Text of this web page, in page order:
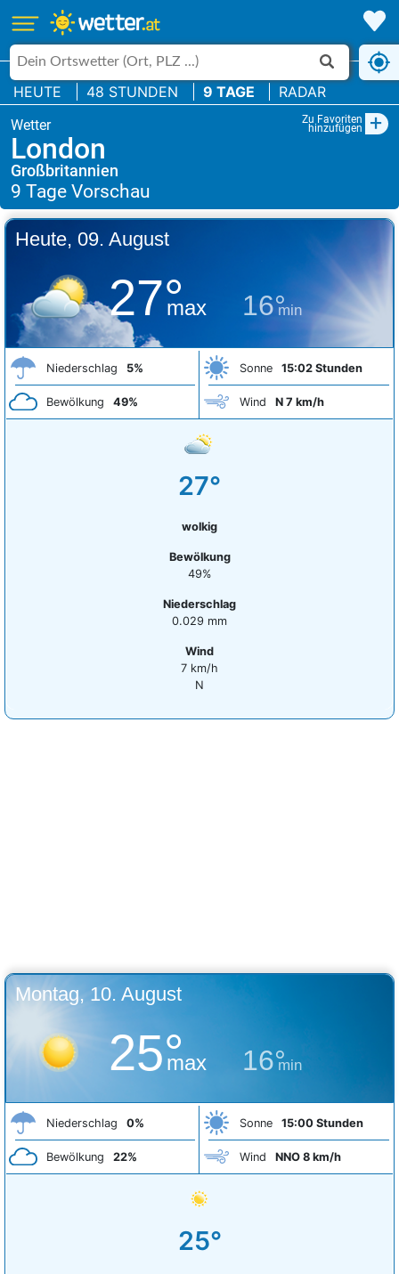
HEUTE 48 STUNDEN 9 TAGE RADAR
Zu Favoriten
hinzufügen +
London
Großbritannien
Heute, 09. August
27°
max 16°
min
Niederschlag 5%
Bewölkung 49%
Sonne 15:02 Stunden
Wind N 7 km/h
27°
wolkig
Bewölkung
49%
Niederschlag
0.029 mm
Wind
7 km/h
N
Montag, 10. August
25°
max 16°
min
Niederschlag 0%
Bewölkung 22%
Sonne 15:00 Stunden
Wind NNO 8 km/h
25°